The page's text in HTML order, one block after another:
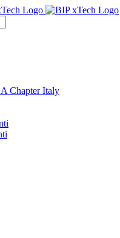
Chapter Italy